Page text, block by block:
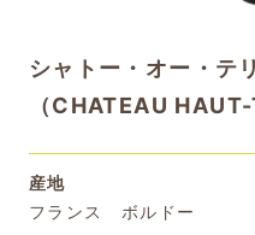
シャトー・オー・テ
（CHATEAU
産地
フランス ボルドー